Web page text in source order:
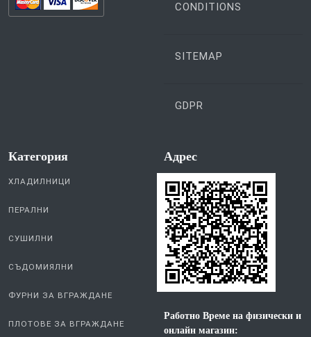
CONDITIONS
SITEMAP
GDPR
Категория
ХЛАДИЛНИЦИ
ПЕРАЛНИ
СУШИЛНИ
СЪДОМИЯЛНИ
ФУРНИ ЗА ВГРАЖДАНЕ
ПЛОТОВЕ ЗА ВГРАЖДАНЕ
Aдрес
Работно Време на физически и
онлайн магазин: